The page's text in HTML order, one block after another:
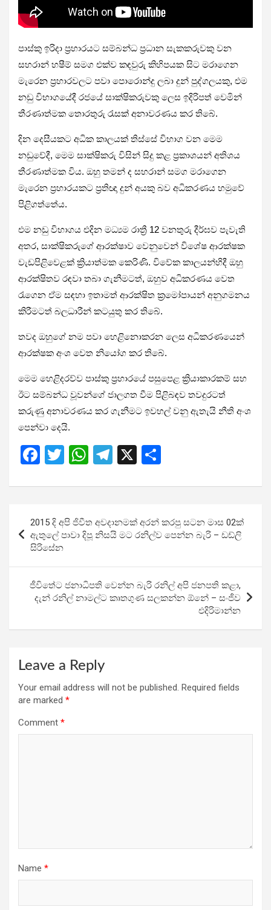
පාස්කු ඉරිදා ප්‍රහාරයට සම්බන්ධ ප්‍රධාන සැකකරුවකු වන
සහරාන් හෂීම් සමග එක්ව කඳවුරු කිහිපයක සිට මරාගෙන
මැරෙන ප්‍රහාරවලට පවා පොරොන්දු ලබා දුන් පුද්ගලයකු, එම
නඩු විභාගයේදී රජයේ සාක්ෂිකරුවකු ලෙස ඉදිරිපත් වෙමින්
තීරණාත්මක තොරතුරු රැසක් අනාවරණය කර තිබේ.
දින දෙසීයකට අධික කාලයක් තිස්සේ විභාග වන මෙම
නඩුවේදී, මෙම සාක්ෂිකරු විසින් සිදු කළ ප්‍රකාශයන් අතිශය
තීරණාත්මක විය. ඔහු තමන් ද සහරාන් සමග මරාගෙන
මැරෙන ප්‍රහාරයකට ප්‍රතිඥා දුන් අයකු බව අධිකරණය හමුවේ
පිළිගත්තේය.
එම නඩු විභාගය එදින මධ්‍යම රාත්‍රී 12 වනතුරු දීර්ඝව පැවැති
අතර, සාක්ෂිකරුගේ ආරක්ෂාව වෙනුවෙන් විශේෂ ආරක්ෂක
වැඩපිළිවෙළක් ක්‍රියාත්මක කෙරිණි. විවේක කාලයන්හිදී ඔහු
ආරක්ෂිතව රඳවා තබා ගැනීමටත්, ඔහුව අධිකරණය වෙත
රැගෙන ඒම සඳහා ඉතාමත් ආරක්ෂිත ක්‍රමෝපායන් අනුගමනය
කිරීමටත් බලධාරීන් කටයුතු කර තිබේ.
තවද ඔහුගේ නම පවා හෙළිනොකරන ලෙස අධිකරණයෙන්
ආරක්ෂක අංශ වෙත නියෝග කර තිබේ.
මෙම හෙළිදරව්ව පාස්කු ප්‍රහාරයේ පසුපෙළ ක්‍රියාකාරකම් සහ
ඊට සම්බන්ධ වූවන්ගේ ජාලගත වීම පිළිබඳව තවදුරටත්
කරුණු අනාවරණය කර ගැනීමට ඉවහල් වනු ඇතැයි නීති අංශ
පෙන්වා දෙයි.
F
ce
b
o
o
k
T
tt
er
W
at
A
p
T
e
gr
a
X
ar
navigation
2015 දි අපි ජිවීත අවදානමක් අරන් කරපු සටන මාස 02ක්
ඇතුලේ පාවා දිපූ නිසයි මට රනිල්ව පෙන්න බැරි – ඩඩ්ලි
සිරිසේ​න
ජීවිතේට ජනාධිපති වෙන්න බැරි රනිල් අපි ජනපති කළා,
දැන් රනිල් නාමල්ට කෘතගුණ සලකන්න ඕනේ – සංජීව
එදිරිමාන්න
Leave a Reply
Your email address will not be published. Required fields
are marked *
Comment *
Name *